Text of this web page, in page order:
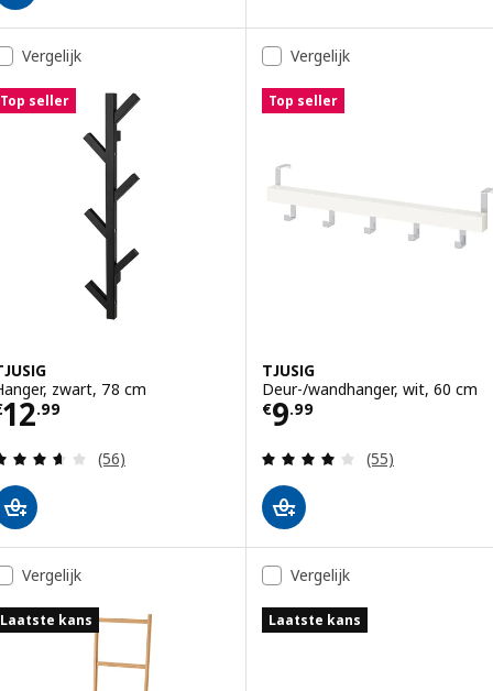
Vergelijk
Top seller
zwart, 78 cm
12.99€ 12.99
Beoordeling: 3.6 van 5 sterren. Totaal
(56)
Vergelijk
Top seller
TJUSIG
Deur-/wandhanger, wit, 60 cm
€9.99
Prijs € 9.99
Beoordeling:
(55)
Vergelijk
Laatste kans
Vergelijk
Laatste kans